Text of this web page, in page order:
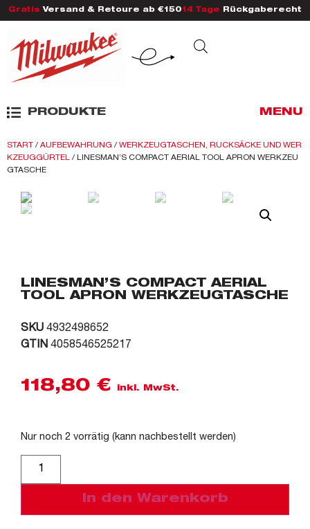
Gratis Versand & Retoure ab €150 14 Tage Rückgaberecht
PRODUKTE MENU
START / AUFBEWAHRUNG / WERKZEUGTASCHEN, RUCKSÄCKE UND WER
KZEUGGÜRTEL / LINESMAN’S COMPACT AERIAL TOOL APRON WERKZEU
GTASCHE
LINESMAN’S COMPACT AERIAL
TOOL APRON WERKZEUGTASCHE
SKU 4932498652
GTIN 4058546525217
118,80 € inkl. MwSt.
Nur noch 2 vorrätig (kann nachbestellt werden)
In den Warenkorb